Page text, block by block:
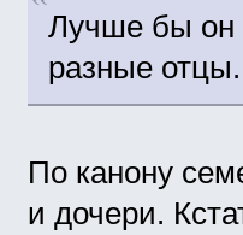
Лучше бы он
разные отцы.
По канону
и дочери.